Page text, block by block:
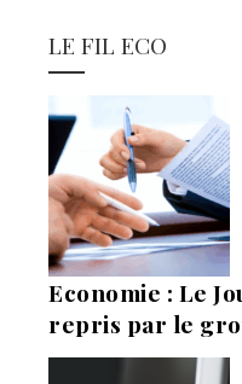
LE FIL ECO
Economie : Le
repris par le